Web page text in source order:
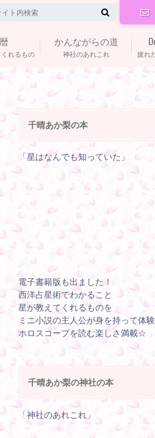
れるもの 神社のあれこれ
かんながらの道
疲れ
千晴あか梨の本
「星はなんでも知っていた」
電子書籍版も出ました！
西洋占星術でわかること
星が教えてくれるものを
ミニ小説の主人公が身を持って体験
ホロスコープを読む楽しさ満載☆
千晴あか梨の神社の本
「神社のあれこれ」